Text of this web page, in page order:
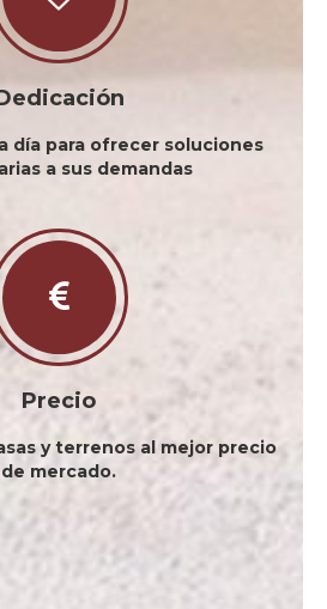
día para ofrecer soluciones
a sus demandas
Precio
y terrenos al mejor precio
de mercado.